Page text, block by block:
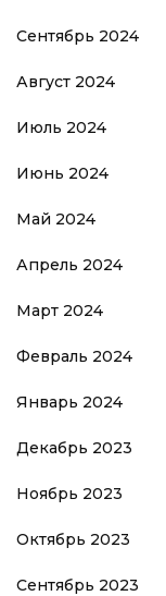
Сентябрь 2024
Август 2024
Июль 2024
Июнь 2024
Май 2024
Апрель 2024
Март 2024
Февраль 2024
Январь 2024
Декабрь 2023
Ноябрь 2023
Октябрь 2023
Сентябрь 2023